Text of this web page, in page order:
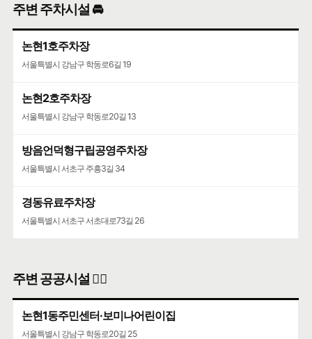
주변 주차시설 🚘
논현1호주차장
서울특별시 강남구 학동로6길 19
논현2호주차장
서울특별시 강남구 학동로20길 13
방음언덕형구립공영주차장
서울특별시 서초구 주흥3길 34
경동유료주차장
서울특별시 서초구 서초대로73길 26
주변 공공시설 👨‍✈️
논현1동주민센터·보미나어린이집
서울특별시 강남구 학동로20길 25